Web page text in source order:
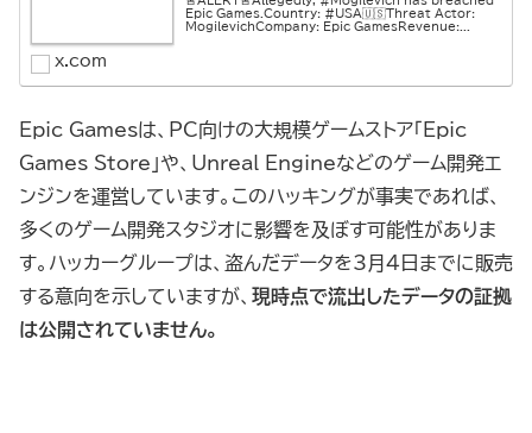
Epic Games.Country: #USA🇺🇸Threat Actor:
MogilevichCompany: Epic GamesRevenue:...
x.com
Epic Gamesは、PC向けの大規模ゲームストア「Epic
Games Store」や、Unreal Engineなどのゲーム開発エ
ンジンを運営しています。このハッキングが事実であれば、
多くのゲーム開発スタジオに影響を及ぼす可能性がありま
す。ハッカーグループは、盗んだデータを3月4日までに販売
する意向を示していますが、 現時点で流出したデータの証拠
は公開されていません。